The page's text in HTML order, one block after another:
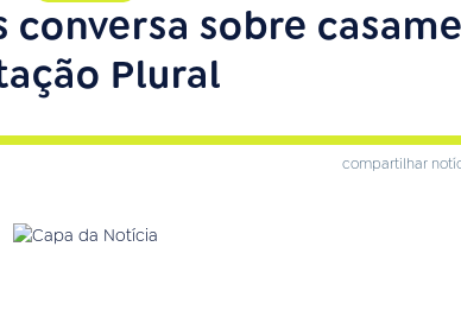
sobre
Plural
compartilhar